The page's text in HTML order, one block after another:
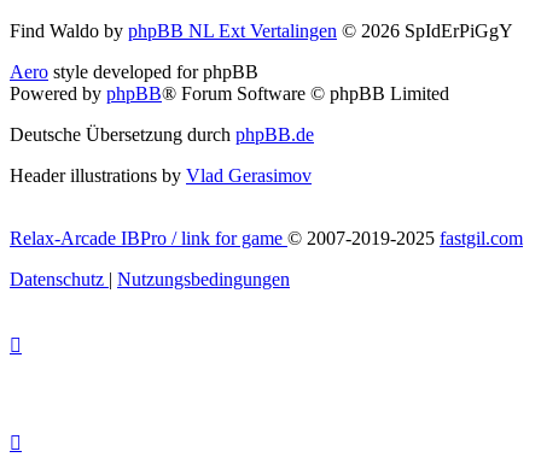
Find Waldo by phpBB NL Ext Vertalingen © 2026 SpIdErPiGgY
Aero style developed for phpBB
Powered by phpBB® Forum Software © phpBB Limited
Deutsche Übersetzung durch phpBB.de
Header illustrations by Vlad Gerasimov
Relax-Arcade IBPro / link for game © 2007-2019-2025 fastgil.com
Datenschutz | Nutzungsbedingungen